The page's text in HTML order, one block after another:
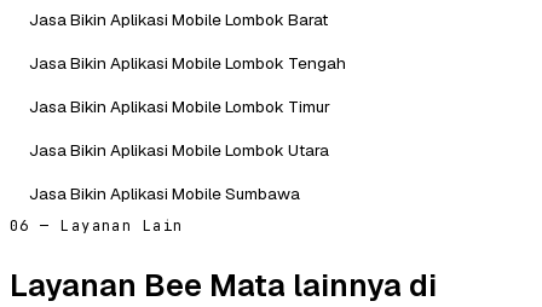
Jasa Bikin Aplikasi Mobile Lombok Barat
Jasa Bikin Aplikasi Mobile Lombok Tengah
Jasa Bikin Aplikasi Mobile Lombok Timur
Jasa Bikin Aplikasi Mobile Lombok Utara
Jasa Bikin Aplikasi Mobile Sumbawa
06 — Layanan Lain
Layanan Bee Mata lainnya di